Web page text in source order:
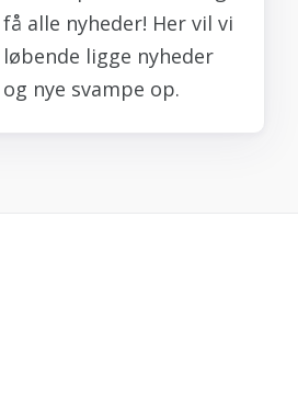
få alle nyheder! Her vil vi
løbende ligge nyheder
og nye svampe op.